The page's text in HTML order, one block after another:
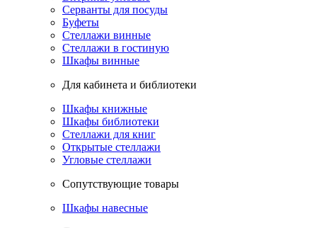
Серванты для посуды
Буфеты
Стеллажи винные
Стеллажи в гостиную
Шкафы винные
Для кабинета и библиотеки
Шкафы книжные
Шкафы библиотеки
Стеллажи для книг
Открытые стеллажи
Угловые стеллажи
Сопутствующие товары
Шкафы навесные